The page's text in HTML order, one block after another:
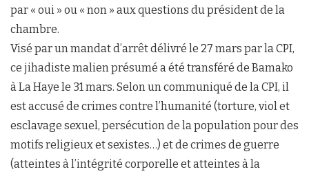
par « oui » ou « non » aux questions du président de la
chambre.
Visé par un mandat d’arrêt délivré le 27 mars par la CPI,
ce jihadiste malien présumé a été transféré de Bamako
à La Haye le 31 mars. Selon un communiqué de la CPI, il
est accusé de crimes contre l’humanité (torture, viol et
esclavage sexuel, persécution de la population pour des
motifs religieux et sexistes…) et de crimes de guerre
(atteintes à l’intégrité corporelle et atteintes à la